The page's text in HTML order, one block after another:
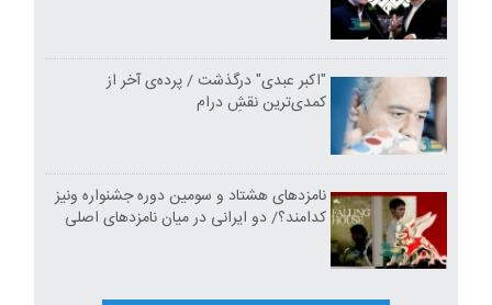
"اکبر عبدی" درگذشت / پرده‌ی آخر از
کمدی‌ترین نقشِ درام
نامزدهای هشتاد و سومین دوره جشنواره ونیز
کدامند؟/ دو ایرانی در میان نامزدهای اصلی